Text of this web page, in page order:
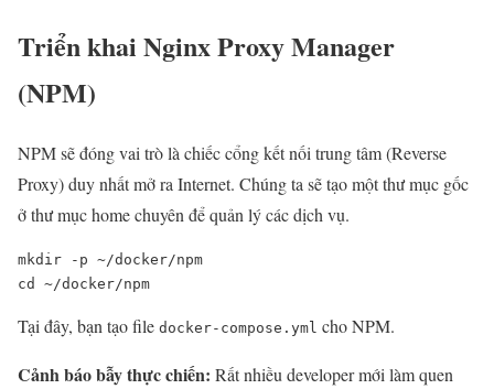
Triển khai Nginx Proxy Manager
(NPM)
NPM sẽ đóng vai trò là chiếc cổng kết nối trung tâm (Reverse
Proxy) duy nhất mở ra Internet. Chúng ta sẽ tạo một thư mục gốc
ở thư mục home chuyên để quản lý các dịch vụ.
mkdir -p ~/docker/npm
cd ~/docker/npm
Tại đây, bạn tạo file docker-compose.yml cho NPM.
Cảnh báo bẫy thực chiến: Rất nhiều developer mới làm quen